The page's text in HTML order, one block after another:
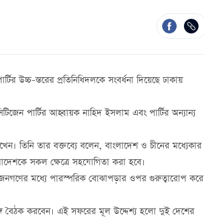
উচ্চ-স্তরের প্রতিনিধিদলকে সংবর্ধনা দিয়েছে ঢাকায়
পার্টির আহ্বায়ক নাহিদ ইসলাম এবং পার্টির অন্যান্য
তিনি তার বক্তব্যে বলেন, বাংলাদেশ ও চীনের মধ্যেকার
সকল ক্ষেত্রে সহযোগিতা করা হবে।
মধ্যে পারস্পরিক বোঝাপড়ার ওপর গুরুত্বারোপ করে
বৈঠক করবেন। এই সফরের মূল উদ্দেশ্য হলো দুই দেশের